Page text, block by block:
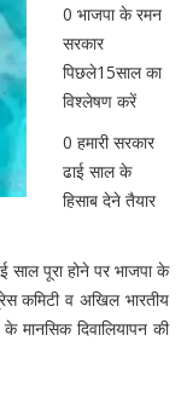
0 भाजपा के रमन
सरकार
पिछले15साल का
विश्लेषण करें
0 हमारी सरकार
ढाई साल के
हिसाब देने तैयार
साल पूरा होने पर भाजपा के
कमिटी व अखिल भारतीय
मानसिक दिवालियापन की